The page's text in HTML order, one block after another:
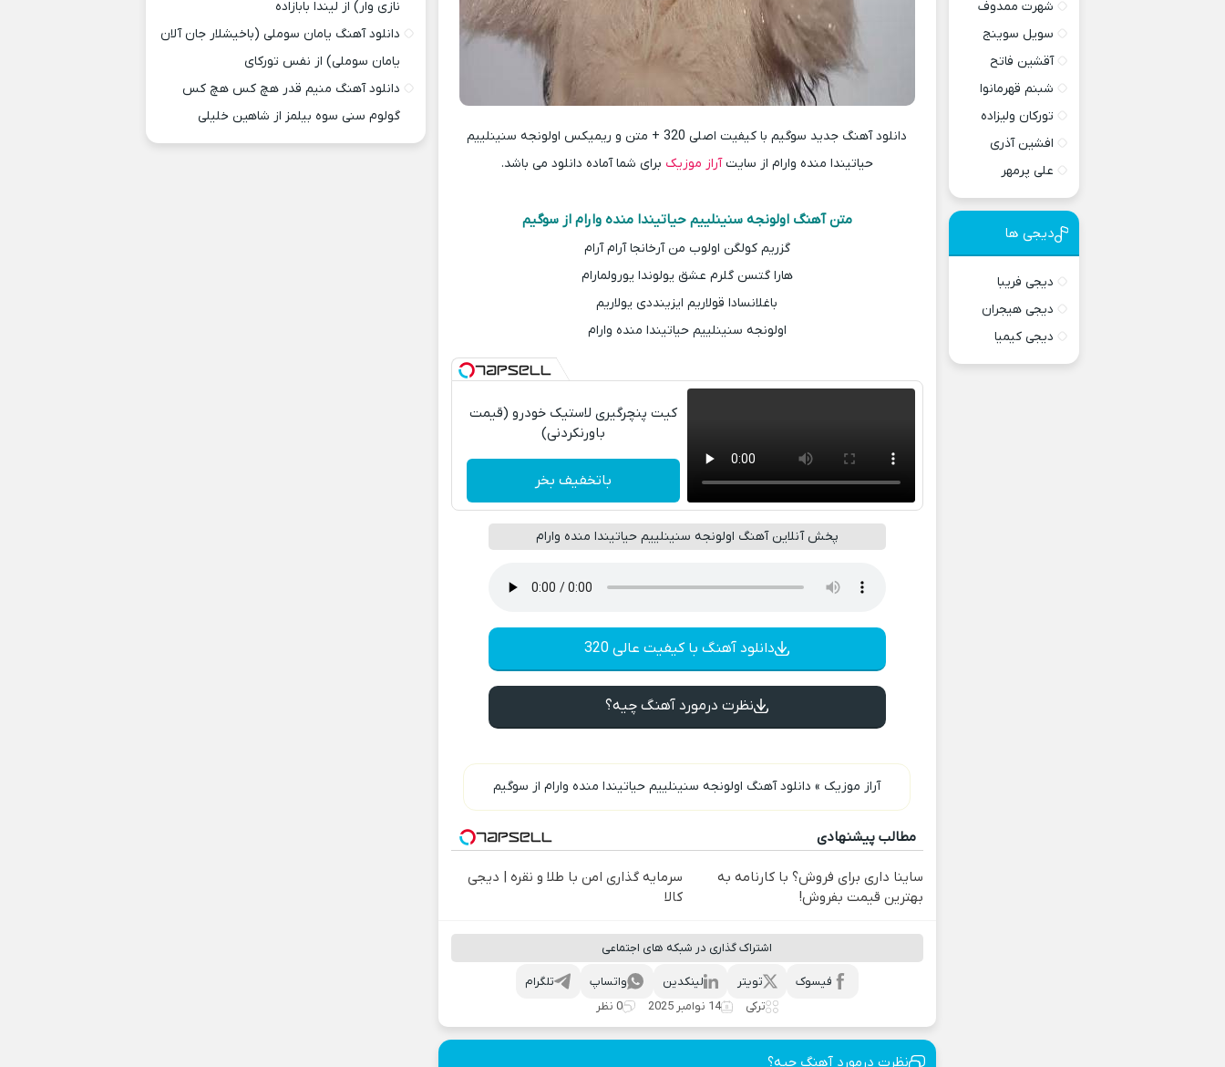
دانلود آهنگ جدید سوگیم با کیفیت اصلی 320 + متن و ریمیکس اولونجه سنینلییم
حیاتیندا منده وارام از سایتآراز موزیک برای شما آماده دانلود می باشد.
متن آهنگ اولونجه سنینلییم حیاتیندا منده وارام از سوگیم
گزریم کولگن اولوب من آرخانجا آرام آرام
هارا گتسن گلرم عشق یولوندا یورولمارام
باغلانسادا قولاریم ایزینددی یولاریم
اولونجه سنینلییم حیاتیندا منده وارام
کیت پنچرگیری لاستیک خودرو (قیمت
باورنکردنی)
باتخفیف بخر
پخش آنلاین آهنگ اولونجه سنینلییم حیاتیندا منده وارام
دانلود آهنگ با کیفیت عالی 320
نظرت درمورد آهنگ چیه؟
آراز موزیک » دانلود آهنگ اولونجه سنینلییم حیاتیندا منده وارام از سوگیم
مطالب پیشنهادی
ساینا داری برای فروش؟ با کارنامه به
بهترین قیمت بفروش!
سرمایه گذاری امن با طلا و نقره | دیجی
کالا
اشتراک گذاری در شبکه های اجتماعی
تلگرام واتساپ لینکدین تویتر
فیسوک
ترکی
14 نوامبر 2025 0 نظر
نظرت درمورد آهنگ چیه؟
شهرت ممدوف
سویل سوینج
آقشین فاتح
شبنم قهرمانوا
تورکان ولیزاده
افشین آذری
علی پرمهر
دیجی ها
دیجی فریبا
دیجی هیجران
دیجی کیمیا
نازی وار) از لیندا بابازاده
دانلود آهنگ یامان سوملی (باخیشلار جان آلان
یامان سوملی) از نفس تورکای
دانلود آهنگ منیم قدر هچ کس هچ کس
گولوم سنی سوه بیلمز از شاهین خلیلی